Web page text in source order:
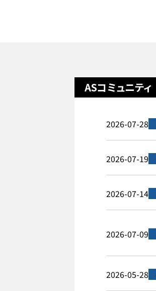
ASコミュニティ
2026-07-28
2026-07-19
2026-07-14
2026-07-09
2026-05-28